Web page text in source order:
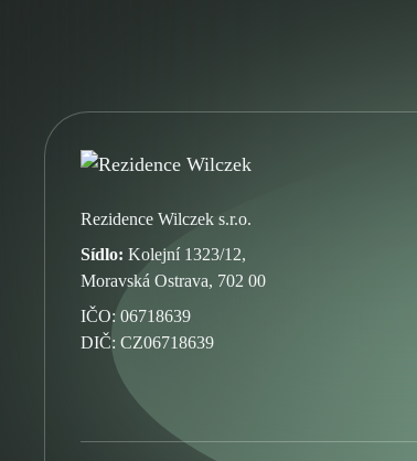
Rezidence Wilczek s.r.o.
Sídlo: Kolejní 1323/12,
Moravská Ostrava, 702 00
IČO: 06718639
DIČ: CZ06718639